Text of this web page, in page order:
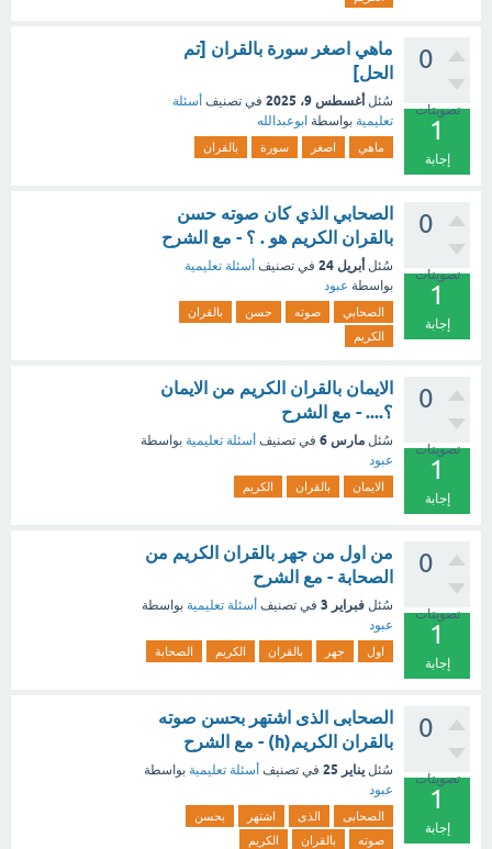
0
تصويتات
1
إجابة
ماهي اصغر سورة بالقران [تم
الحل]
سُئل أغسطس 9، 2025 في تصنيف أسئلة
تعليمية بواسطة ابوعبدالله
ماهي اصغر سورة بالقران
0
تصويتات
1
إجابة
الصحابي الذي كان صوته حسن
بالقران الكريم هو . ؟ - مع الشرح
سُئل أبريل 24 في تصنيف أسئلة تعليمية
بواسطة عبود
الصحابي صوته حسن
بالقران
الكريم
0
تصويتات
1
إجابة
الايمان بالقران الكريم من الايمان
؟.... - مع الشرح
سُئل مارس 6 في تصنيف أسئلة تعليمية بواسطة
عبود
الايمان بالقران الكريم
0
تصويتات
1
إجابة
من اول من جهر بالقران الكريم من
الصحابة - مع الشرح
سُئل فبراير 3 في تصنيف أسئلة تعليمية بواسطة
عبود
اول جهر بالقران الكريم الصحابة
0
تصويتات
1
إجابة
الصحابى الذى اشتهر بحسن صوته
بالقران الكريم(h) - مع الشرح
سُئل يناير 25 في تصنيف أسئلة تعليمية بواسطة
عبود
الصحابى الذى اشتهر
بحسن
صوته
بالقران الكريم